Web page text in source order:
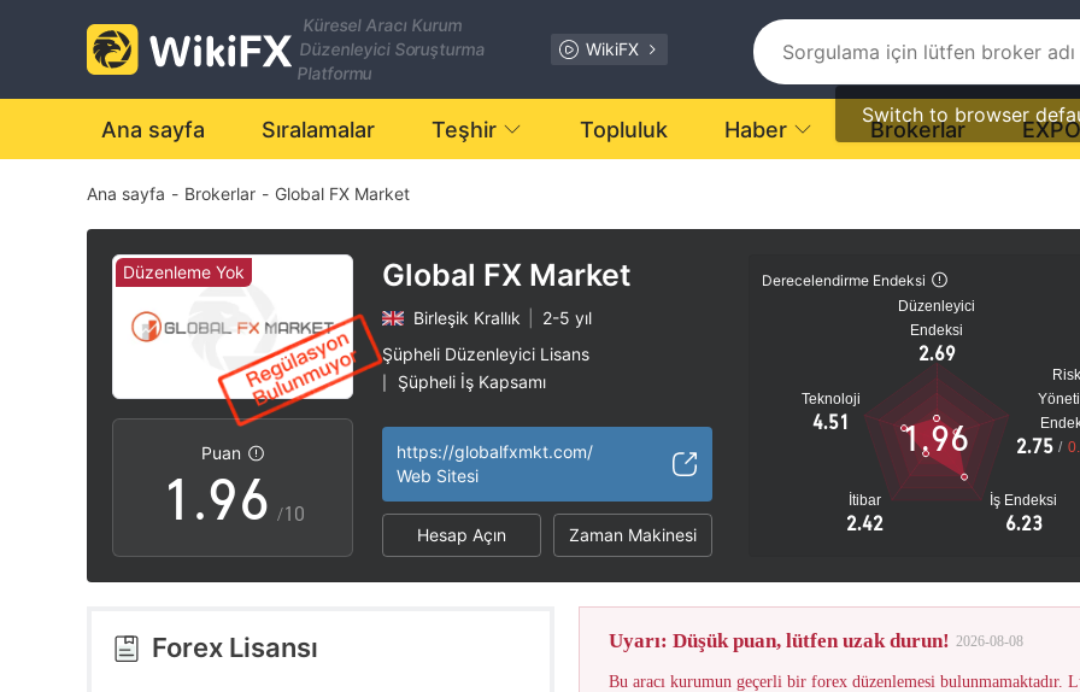
Küresel Aracı Kurum
Düzenleyici Soruşturma
Platformu
WikiFX
Switch to browser
Ana sayfa Sıralamalar Teşhir Topluluk Haber Brokerlar EXPO
Ana sayfa - Brokerlar - Global FX Market
Düzenleme Yok
Puan
0
1
2
3
.
3
4
5
6
7
8
9
0
1
2
3
4
5
6
7
8
/10
Global FX Market
Birleşik Krallık
2-5 yıl
Şüpheli Düzenleyici Lisans
Şüpheli İş Kapsamı
https://globalfxmkt.com/
Web Sitesi
Hesap Açın Zaman Makinesi
Derecelendirme Endeksi
Düzenleyici
Endeksi
2.69
Teknoloji
4.51
İtibar
2.42
İş Endeksi
6.23
2.75 /
1.96
Forex Lisansı Uyarı: Düşük puan, lütfen uzak durun! 2026-08-08
Bu aracı kurumun geçerli bir forex düzenlemesi bulunmamaktadır.